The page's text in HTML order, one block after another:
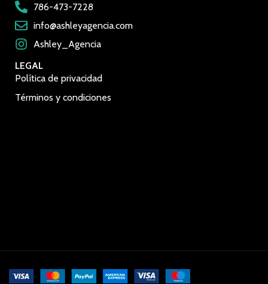
786-473-7228
info@ashleyagencia.com
Ashley_Agencia
LEGAL
Política de privacidad
Términos y condiciones